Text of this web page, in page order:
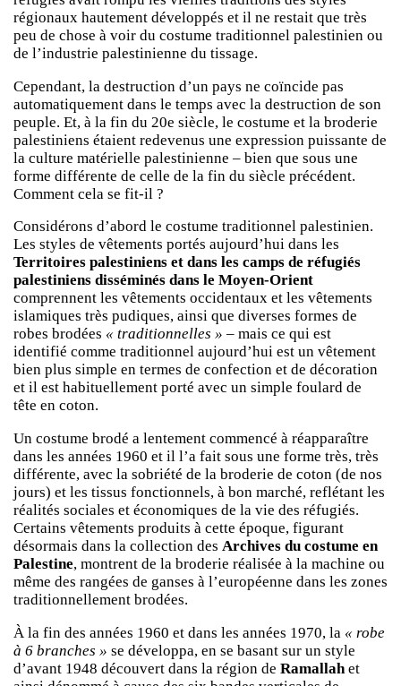
régionaux hautement développés et il ne restait que très
peu de chose à voir du costume traditionnel palestinien ou
de l’industrie palestinienne du tissage.
Cependant, la destruction d’un pays ne coïncide pas
automatiquement dans le temps avec la destruction de son
peuple. Et, à la fin du 20e siècle, le costume et la broderie
palestiniens étaient redevenus une expression puissante de
la culture matérielle palestinienne – bien que sous une
forme différente de celle de la fin du siècle précédent.
Comment cela se fit-il ?
Considérons d’abord le costume traditionnel palestinien.
Les styles de vêtements portés aujourd’hui dans les
Territoires palestiniens et dans les camps de réfugiés
palestiniens disséminés dans le Moyen-Orient
comprennent les vêtements occidentaux et les vêtements
islamiques très pudiques, ainsi que diverses formes de
robes brodées « traditionnelles » – mais ce qui est
identifié comme traditionnel aujourd’hui est un vêtement
bien plus simple en termes de confection et de décoration
et il est habituellement porté avec un simple foulard de
tête en coton.
Un costume brodé a lentement commencé à réapparaître
dans les années 1960 et il l’a fait sous une forme très, très
différente, avec la sobriété de la broderie de coton (de nos
jours) et les tissus fonctionnels, à bon marché, reflétant les
réalités sociales et économiques de la vie des réfugiés.
Certains vêtements produits à cette époque, figurant
désormais dans la collection des Archives du costume en
Palestine, montrent de la broderie réalisée à la machine ou
même des rangées de ganses à l’européenne dans les zones
traditionnellement brodées.
À la fin des années 1960 et dans les années 1970, la « robe
à 6 branches » se développa, en se basant sur un style
d’avant 1948 découvert dans la région de Ramallah et